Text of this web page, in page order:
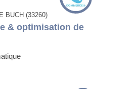
BUCH (33260)
& optimisation de